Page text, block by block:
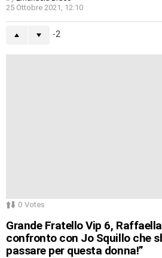
25 Ottobre 2021, 12:10
-2
0 Votes
Grande Fratello Vip 6,
confronto con Jo Squillo che
passare per questa donna!”